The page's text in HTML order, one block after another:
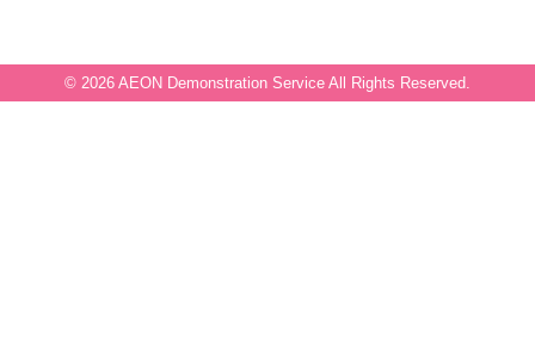
© 2026 AEON Demonstration Service All Rights Reserved.